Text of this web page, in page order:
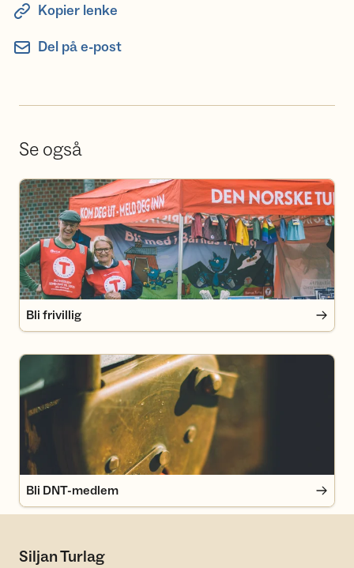
Kopier lenke
Del på e-post
Se også
Bli frivillig
Bli frivillig
Bli DNT-medlem
Bli DNT-medlem
Siljan Turlag